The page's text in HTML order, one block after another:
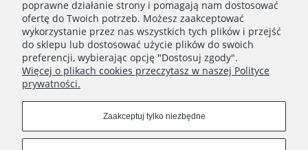
POLECANE STRONY
poprawne działanie strony i pomagają nam dostosować
ofertę do Twoich potrzeb. Możesz zaakceptować
wykorzystanie przez nas wszystkich tych plików i przejść
do sklepu lub dostosować użycie plików do swoich
preferencji, wybierając opcję "Dostosuj zgody".
Więcej o plikach cookies przeczytasz w naszej Polityce
prywatności.
Zaakceptuj tylko niezbędne